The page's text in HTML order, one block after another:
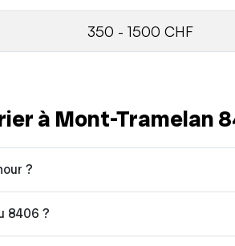
350 - 1500 CHF
à Mont-Tramelan
?
8406 ?